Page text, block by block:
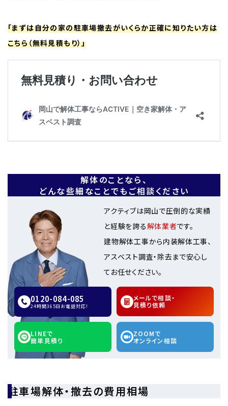
「まずは自分の家の駐車場撤去がいくらか正確に知りたい方は
こちら（無料見積もり）」
解体のことなら、
どんな些細なことでもご相談ください
アクティブは岡山で圧倒的な実績
と経験を誇る解体業者です。
建物解体工事から内装解体工事、
アスベスト調査・除去まで安心し
てお任せください。
0120-084-085
24時間365日お電話対応!
メールで相談・
見積り依頼
LINEで
簡単見積り
ZOOMで
オンライン相談
駐車場解体・撤去の費用相場